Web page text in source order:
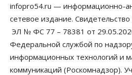
infopro54.ru — информационно-
сетевое издание.
ЭЛ № ФС 77 – 78381 от
Федеральной службой по
информационных технологий и
коммуникаций (Роскомнадзор).